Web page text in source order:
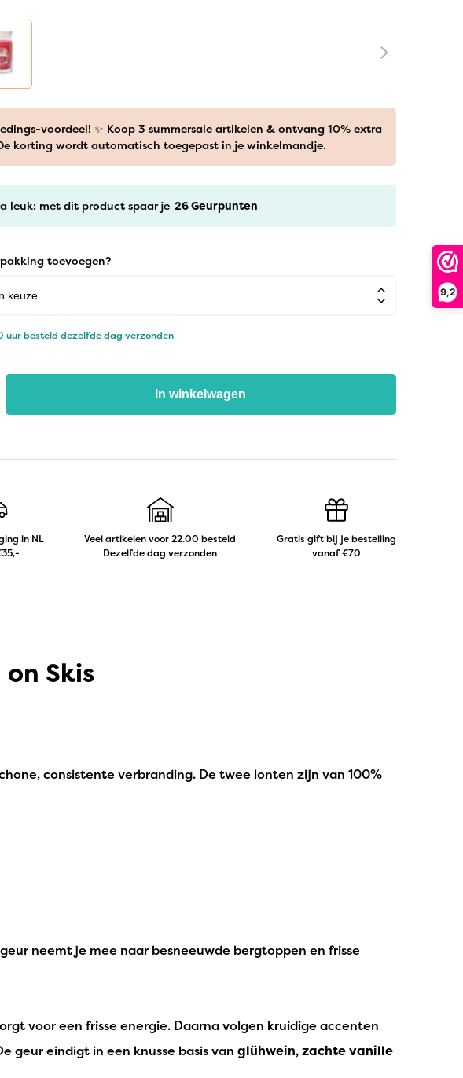
9,2
voordeel! ✨ Koop 3 summersale artikelen & ontvang 10% extra
korting wordt automatisch toegepast in je winkelmandje.
leuk: met dit product spaar je 26Geurpunten
toevoegen?
uur besteld dezelfde dag verzonden
In winkelwagen
in NL
Veel artikelen voor 22.00 besteld
Dezelfde dag verzonden
Gratis gift bij je bestelling
vanaf €70
Skis
consistente verbranding. De twee lonten zijn van 100%
neemt je mee naar besneeuwde bergtoppen en frisse
voor een frisse energie. Daarna volgen kruidige accenten
geur eindigt in een knusse basis van glühwein, zachte vanille